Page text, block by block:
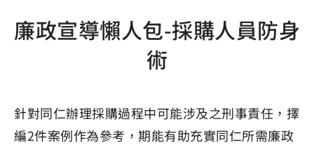
廉政宣導懶人包-採購人員防身
術
針對同仁辦理採購過程中可能涉及之刑事責任，擇
編2件案例作為參考，期能有助充實同仁所需廉政